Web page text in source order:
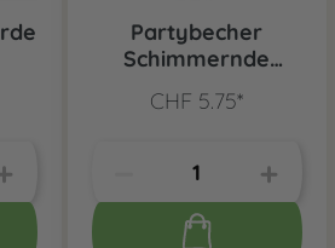
Partybecher
Schimmernde
Stk.
CHF 5.75*